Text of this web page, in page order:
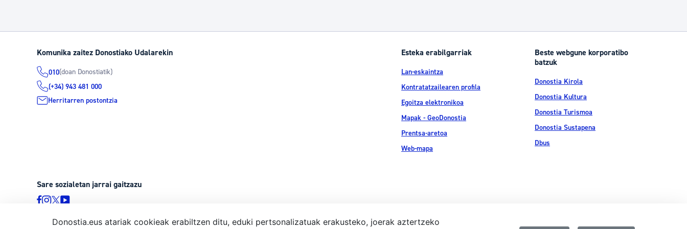
Komunika zaitez Donostiako Udalarekin
010(doan Donostiatik)
(+34) 943 481 000
Herritarren postontzia
Esteka erabilgarriak
Lan-eskaintza
Kontratatzailearen profila
Egoitza elektronikoa
Mapak - GeoDonostia
Prentsa-aretoa
Web-mapa
Beste webgune korporatibo
batzuk
Donostia Kirola
Donostia Kultura
Donostia Turismoa
Donostia Sustapena
Dbus
Sare sozialetan jarrai gaitzazu
Donostia.eus atariak cookieak erabiltzen ditu, eduki pertsonalizatuak erakusteko, joerak aztertzeko